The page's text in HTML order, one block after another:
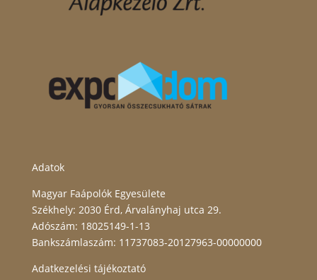
Adatok
Magyar Faápolók Egyesülete
Székhely: 2030 Érd, Árvalányhaj utca 29.
Adószám: 18025149-1-13
Bankszámlaszám: 11737083-20127963-00000000
Adatkezelési tájékoztató